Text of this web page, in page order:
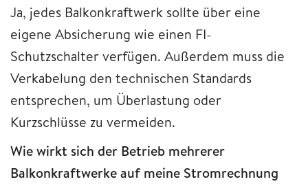
Ja, jedes Balkonkraftwerk sollte über eine
eigene Absicherung wie einen FI-
Schutzschalter verfügen. Außerdem muss die
Verkabelung den technischen Standards
entsprechen, um Überlastung oder
Kurzschlüsse zu vermeiden.
Wie wirkt sich der Betrieb mehrerer
Balkonkraftwerke auf meine Stromrechnung